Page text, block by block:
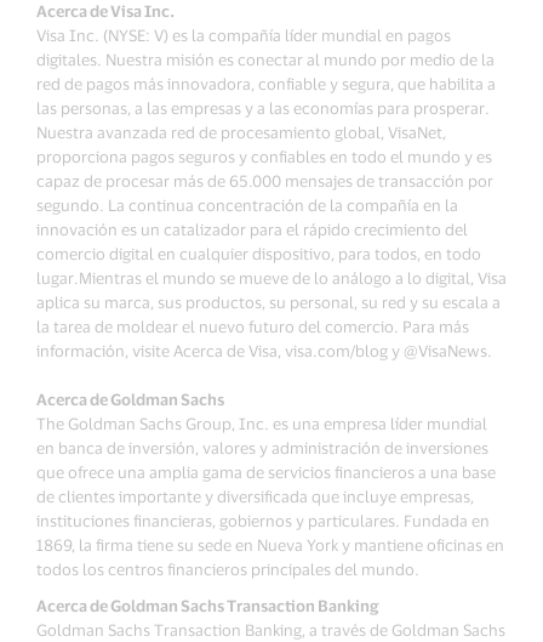
Acerca de Visa Inc.
Visa Inc. (NYSE: V) es la compañía líder mundial en pagos
digitales. Nuestra misión es conectar al mundo por medio de la
red de pagos más innovadora, confiable y segura, que habilita a
las personas, a las empresas y a las economías para prosperar.
Nuestra avanzada red de procesamiento global, VisaNet,
proporciona pagos seguros y confiables en todo el mundo y es
capaz de procesar más de 65.000 mensajes de transacción por
segundo. La continua concentración de la compañía en la
innovación es un catalizador para el rápido crecimiento del
comercio digital en cualquier dispositivo, para todos, en todo
lugar.Mientras el mundo se mueve de lo análogo a lo digital, Visa
aplica su marca, sus productos, su personal, su red y su escala a
la tarea de moldear el nuevo futuro del comercio. Para más
información, visite Acerca de Visa, visa.com/blog y @VisaNews.
Acerca de Goldman Sachs
The Goldman Sachs Group, Inc. es una empresa líder mundial
en banca de inversión, valores y administración de inversiones
que ofrece una amplia gama de servicios financieros a una base
de clientes importante y diversificada que incluye empresas,
instituciones financieras, gobiernos y particulares. Fundada en
1869, la firma tiene su sede en Nueva York y mantiene oficinas en
todos los centros financieros principales del mundo.
Acerca de Goldman Sachs Transaction Banking
Goldman Sachs Transaction Banking, a través de Goldman Sachs